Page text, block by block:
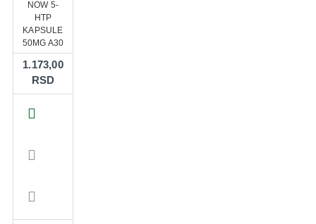
NOW 5-
HTP
KAPSULE
50MG A30
1.173,00
RSD